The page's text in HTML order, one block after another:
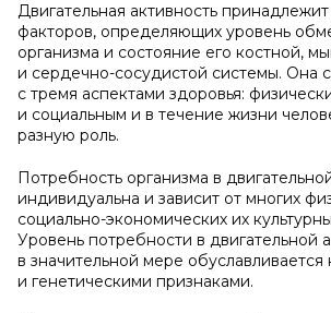
Двигательная активность
факторов, определяющих уровень
организма и состояние его костной,
и сердечно-сосудистой системы. Она
с тремя аспектами здоровья:
и социальным и в течение жизни
разную роль.
Потребность организма в
индивидуальна и зависит от многих
социально-экономических их
Уровень потребности в двигательной
в значительной мере
и генетическими признаками.